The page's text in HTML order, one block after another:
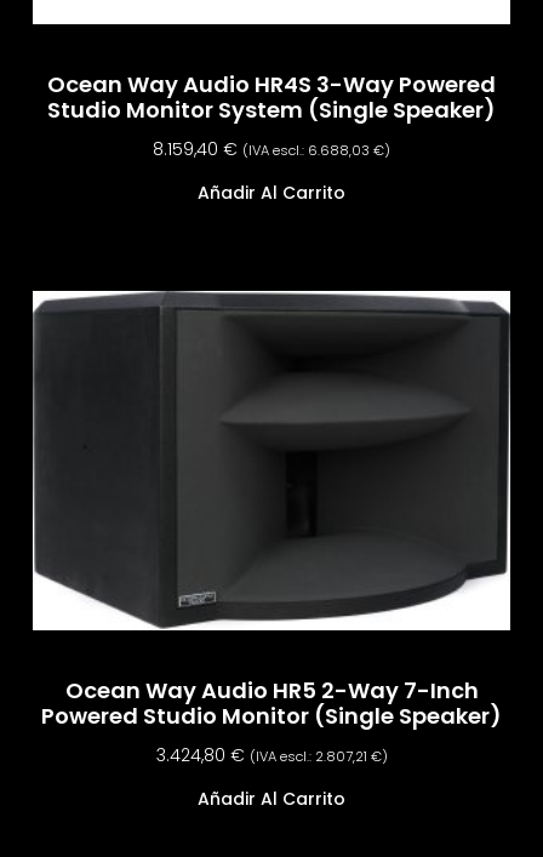
Ocean Way Audio HR4S 3-Way Powered
Studio Monitor System (Single Speaker)
8.159,40 € (IVA escl.: 6.688,03 €)
Añadir Al Carrito
Ocean Way Audio HR5 2-Way 7-Inch
Powered Studio Monitor (Single Speaker)
3.424,80 € (IVA escl.: 2.807,21 €)
Añadir Al Carrito